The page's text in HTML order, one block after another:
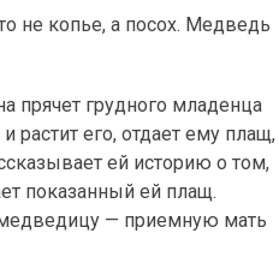
не копье, а посох. Медведь
прячет грудного младенца
растит его, отдает ему плащ,
ей историю о том,
показанный ей плащ.
медведицу — приемную мать